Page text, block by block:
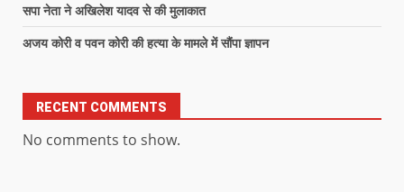
सपा नेता ने अखिलेश यादव से की मुलाकात
अजय कोरी व पवन कोरी की हत्या के मामले में सौंपा ज्ञापन
RECENT COMMENTS
No comments to show.